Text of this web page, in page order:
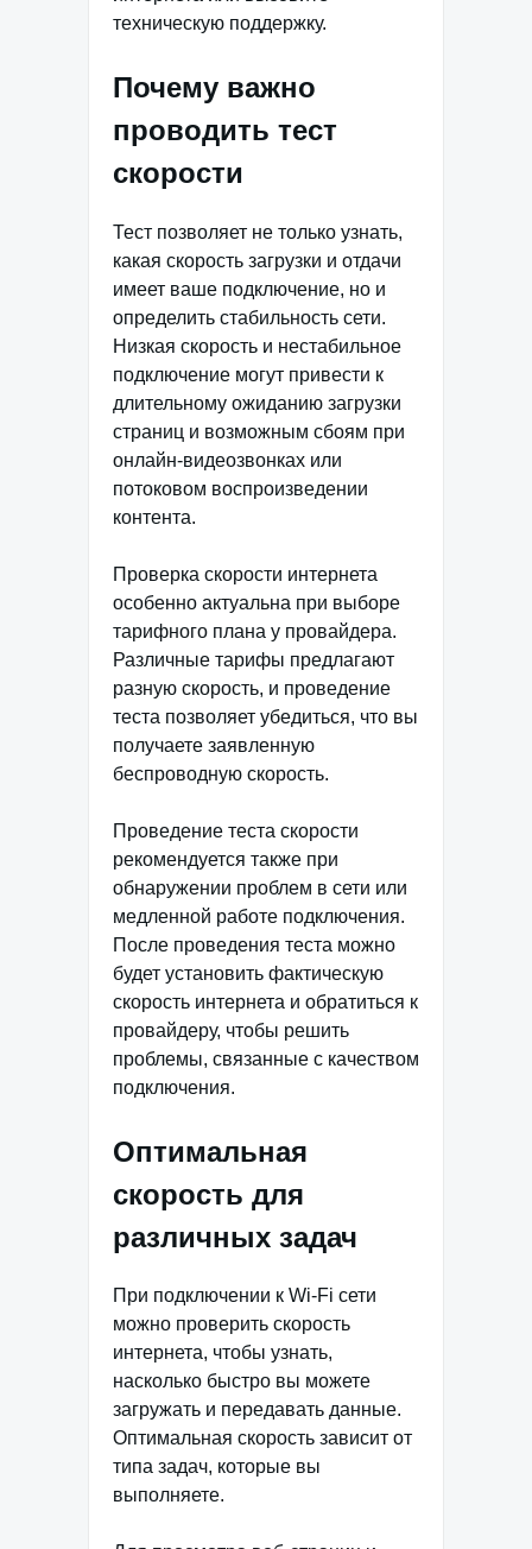
техническую поддержку.
Почему важно
проводить тест
скорости
Тест позволяет не только узнать,
какая скорость загрузки и отдачи
имеет ваше подключение, но и
определить стабильность сети.
Низкая скорость и нестабильное
подключение могут привести к
длительному ожиданию загрузки
страниц и возможным сбоям при
онлайн-видеозвонках или
потоковом воспроизведении
контента.
Проверка скорости интернета
особенно актуальна при выборе
тарифного плана у провайдера.
Различные тарифы предлагают
разную скорость, и проведение
теста позволяет убедиться, что вы
получаете заявленную
беспроводную скорость.
Проведение теста скорости
рекомендуется также при
обнаружении проблем в сети или
медленной работе подключения.
После проведения теста можно
будет установить фактическую
скорость интернета и обратиться к
провайдеру, чтобы решить
проблемы, связанные с качеством
подключения.
Оптимальная
скорость для
различных задач
При подключении к Wi-Fi сети
можно проверить скорость
интернета, чтобы узнать,
насколько быстро вы можете
загружать и передавать данные.
Оптимальная скорость зависит от
типа задач, которые вы
выполняете.